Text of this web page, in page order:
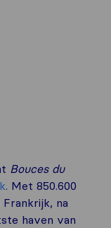
Bouces du
. Met 850.600
na
haven van